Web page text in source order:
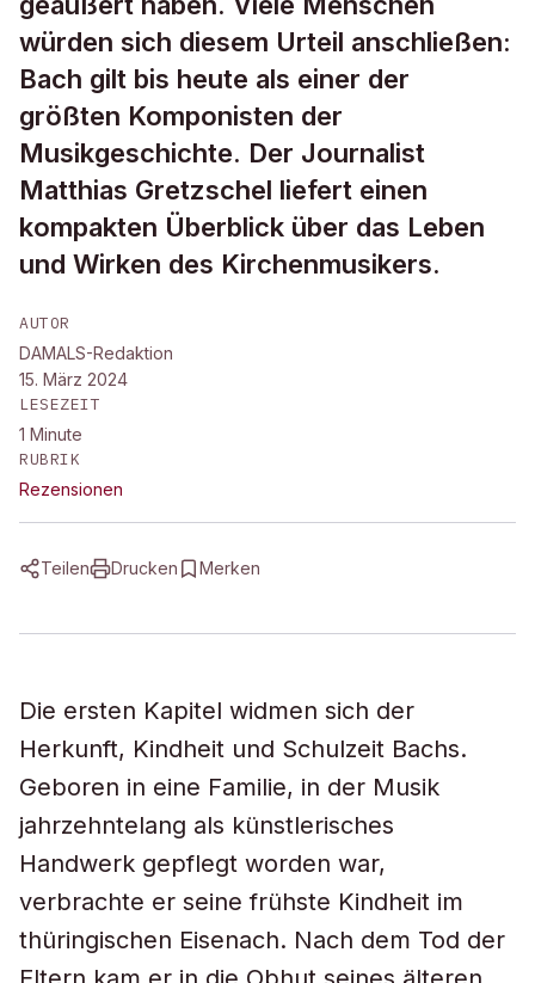
würden sich diesem Urteil anschließen:
Bach gilt bis heute als einer der
größten Komponisten der
Musikgeschichte. Der Journalist
Matthias Gretzschel liefert einen
kompakten Überblick über das Leben
und Wirken des Kirchenmusikers.
AUTOR
DAMALS-Redaktion
15. März 2024
LESEZEIT
1 Minute
RUBRIK
Rezensionen
Teilen Drucken Merken
Die ersten Kapitel widmen sich der
Herkunft, Kindheit und Schulzeit Bachs.
Geboren in eine Familie, in der Musik
jahrzehntelang als künstlerisches
Handwerk gepflegt worden war,
verbrachte er seine frühste Kindheit im
thüringischen Eisenach. Nach dem Tod der